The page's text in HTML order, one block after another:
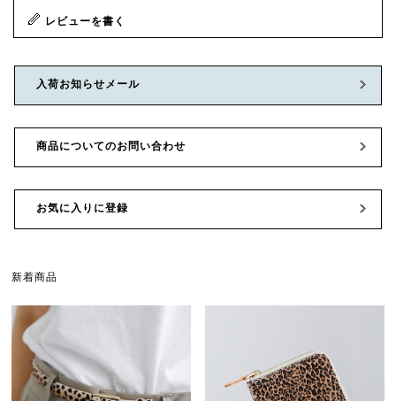
レビューを書く
入荷お知らせメール
商品についてのお問い合わせ
お気に入りに登録
新着商品